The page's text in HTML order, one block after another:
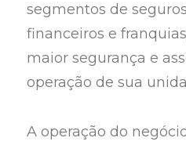
segmentos de
financeiros e
maior segurança e
operação de sua
A operação do